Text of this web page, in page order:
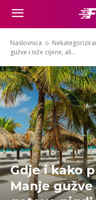
Naslovnica
gužve i niže cijene, ali...
Gdje i kako
Manje